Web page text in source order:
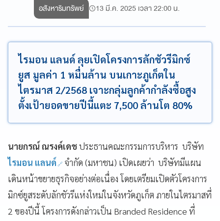
อสังหาริมทรัพย์ 13 มี.ค. 2025 เวลา 22:00 น.
ไรมอน แลนด์ ลุยเปิดโครงการลักชัวรีมิกซ์
ยูส มูลค่า 1 หมื่นล้าน บนเกาะภูเก็ตใน
ไตรมาส 2/2568 เจาะกลุ่มลูกค้ากำลังซื้อสูง
ตั้งเป้ายอดขายปีนี้แตะ 7,500 ล้านโต 80%
นายกรณ์ ณรงค์เดชประธานคณะกรรมการบริหาร บริษัท
ไรมอน แลนด์ จำกัด (มหาชน) เปิดเผยว่า บริษัทมีแผน
เดินหน้าขยายธุรกิจอย่างต่อเนื่อง โดยเตรียมเปิดตัวโครงการ
มิกซ์ยูสระดับลักชัวรีแห่งใหม่ในจังหวัดภูเก็ต ภายในไตรมาสที่
2 ของปีนี้ โครงการดังกล่าวเป็น Branded Residence ที่